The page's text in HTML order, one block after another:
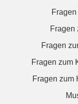
Fragen
Fragen
Fragen zum
Fragen zum